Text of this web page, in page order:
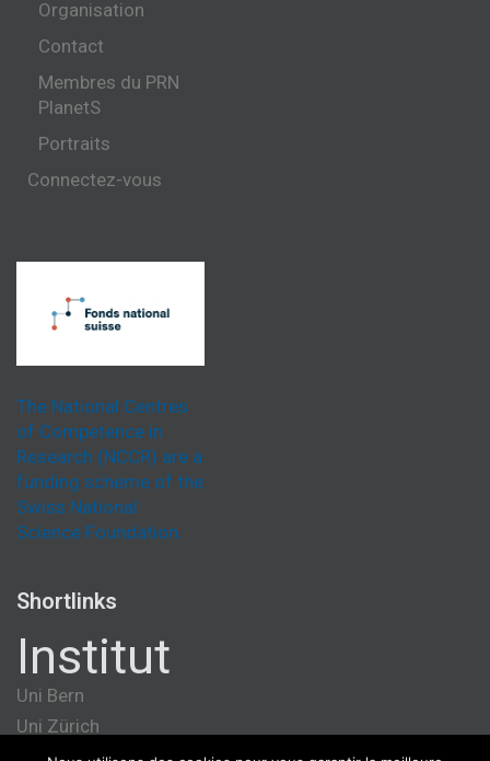
Organisation
Contact
Membres du PRN
PlanetS
Portraits
Connectez-vous
The National Centres
of Competence in
Research (NCCR) are a
funding scheme of the
Swiss National
Science Foundation.
Shortlinks
Institut
Uni Bern
Uni Zürich